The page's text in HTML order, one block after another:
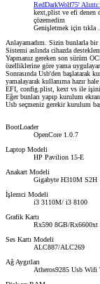
RedDarkWolf75' Alıntı:
kext,plist ve efi denen
çözemedim
Genişletmek için tıkla
Anlayamadım. Sizin bunlarla
Sistemi aslında cihazda
Yapmanız gereken son sürüm
özelliklerine göre yama
Sonrasında Usb'den başlatarak
yamalayarak kullanıma hazır
EFI, config.plist, kext vs ile
Eğer bunları yapıp kurulum
Usb seçmeniz gerekir kurulum
BootLoader
OpenCore 1.0.7
Laptop Modeli
HP Pavilion 15-E
Anakart Modeli
Gigabyte H310M S2H
İşlemci Modeli
i3 3110M/ i3 8100
Grafik Kartı
Rx590 8GB/
Ses Kartı Modeli
ALC887/ALC269
Ağ Aygıtları
Atheros9285 Usb Wifi